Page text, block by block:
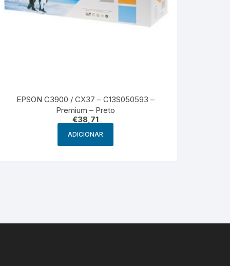
EPSON C3900 / CX37 – C13S050593 –
Premium – Preto
€38,71
ADICIONAR